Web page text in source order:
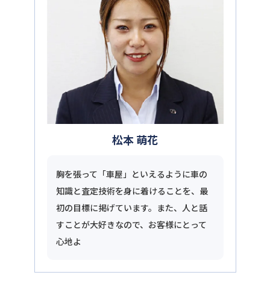
松本 萌花
胸を張って「車屋」といえるように車の
知識と査定技術を身に着けることを、最
初の目標に掲げています。また、人と話
すことが大好きなので、お客様にとって
心地よ